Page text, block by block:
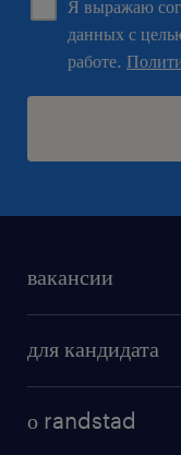
Я выражаю
данных с
работе.
вакансии
бонусы для
для кандидата
о randstad